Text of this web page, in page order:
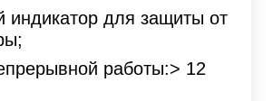
индикатор для защиты от
работы:> 12